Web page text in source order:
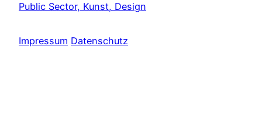
Public Sector, Kunst, Design
Impressum Datenschutz